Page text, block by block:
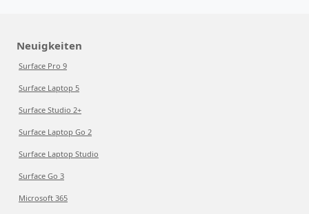
Neuigkeiten
Surface Pro 9
Surface Laptop 5
Surface Studio 2+
Surface Laptop Go 2
Surface Laptop Studio
Surface Go 3
Microsoft 365